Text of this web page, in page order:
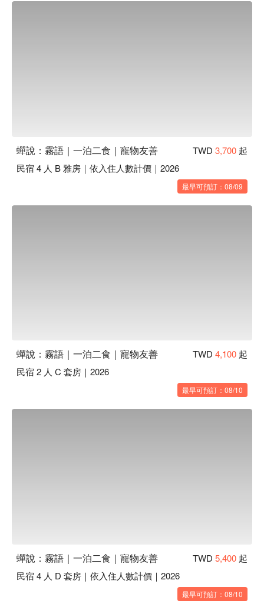
蟬說：霧語｜一泊二食｜寵物友善 TWD 3,700 起
民宿 4 人 B 雅房｜依入住人數計價｜2026
最早可預訂：08/09
蟬說：霧語｜一泊二食｜寵物友善 TWD 4,100 起
民宿 2 人 C 套房｜2026
最早可預訂：08/10
蟬說：霧語｜一泊二食｜寵物友善 TWD 5,400 起
民宿 4 人 D 套房｜依入住人數計價｜2026
最早可預訂：08/10